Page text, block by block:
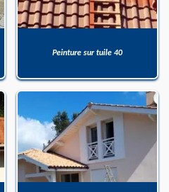
Peinture sur tuile 40